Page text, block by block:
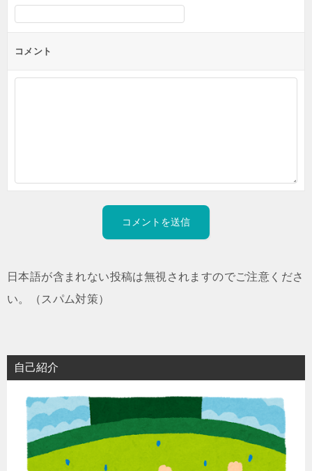
コメント
日本語が含まれない投稿は無視されますのでご注意くださ
い。（スパム対策）
自己紹介